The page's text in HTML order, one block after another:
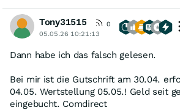
Tony31515
0
05.05.26 10:21:13
Dann habe ich das falsch gelesen.
Bei mir ist die Gutschrift am 30.04.
04.05. Wertstellung 05.05.! Geld seit
eingebucht. Comdirect